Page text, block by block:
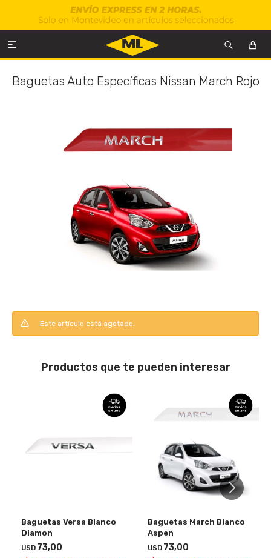

Baguetas Auto Específicas Nissan March Rojo
Este artículo está agotado.
Productos que te pueden interesar
Baguetas Versa Blanco
Diamon
USD 73,00
Baguetas March Blanco
Aspen
USD 73,00